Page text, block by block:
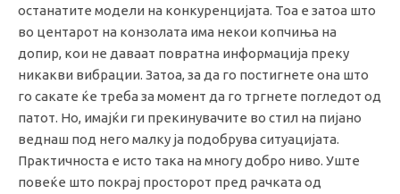
останатите модели на конкуренцијата. Тоа е затоа што
во центарот на конзолата има некои копчиња на
допир, кои не даваат повратна информација преку
никакви вибрации. Затоа, за да го постигнете она што
го сакате ќе треба за момент да го тргнете погледот од
патот. Но, имајќи ги прекинувачите во стил на пијано
веднаш под него малку ја подобрува ситуацијата.
Практичноста е исто така на многу добро ниво. Уште
повеќе што покрај просторот пред рачката од